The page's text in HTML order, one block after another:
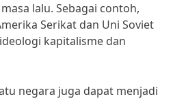
lalu. Sebagai contoh,
Serikat dan Uni Soviet
kapitalisme dan
negara juga dapat menjadi